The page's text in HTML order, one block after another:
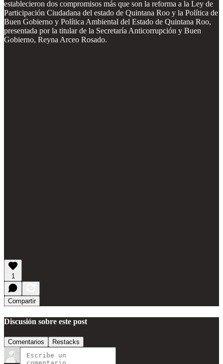
establecieron dos compromisos más que son la reforma a la Ley de
Participación Ciudadana del estado de Quintana Roo y la Política de
Buen Gobierno y Política Ambiental del Estado de Quintana Roo,
presentada por la titular de la Secretaría Anticorrupción y Buen
Gobierno, Reyna Arceo Rosado.
1
Compartir
Discusión sobre este post
Comentarios Restacks